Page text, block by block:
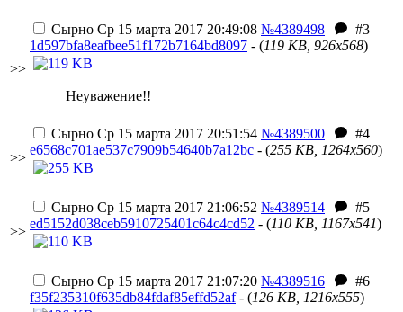
>>
Сырно Ср 15 марта 2017 20:49:08 №4389498
#3
1d597bfa8eafbee51f172b7164bd8097 - (119 KB, 926x568)
Неуважение!!
>>
Сырно Ср 15 марта 2017 20:51:54 №4389500
#4
e6568c701ae537c7909b54640b7a12bc - (255 KB, 1264x560)
>>
Сырно Ср 15 марта 2017 21:06:52 №4389514
#5
ed5152d038ceb5910725401c64c4cd52 - (110 KB, 1167x541)
Сырно Ср 15 марта 2017 21:07:20 №4389516
#6
f35f235310f635db84fdaf85effd52af- (126 KB, 1216x555)